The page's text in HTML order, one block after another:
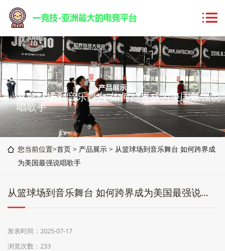
从篮球场到音乐舞台 如何跨界成为美国最强说
唱歌手
您当前位置>首页 > 产品展示 > 从篮球场到音乐舞台 如何跨界成
为美国最强说唱歌手
从篮球场到音乐舞台 如何跨界成为美国最强说唱歌手
发表时间：2025-07-17
浏览次数：233